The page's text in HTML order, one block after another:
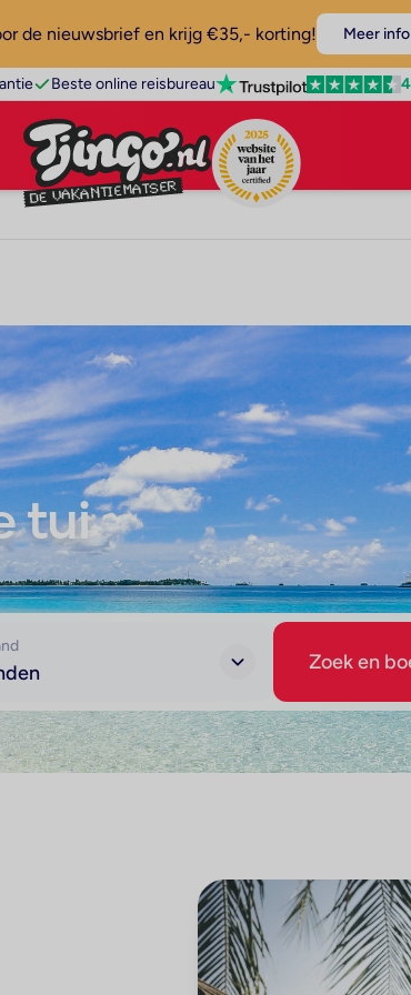
de nieuwsbrief en krijg €35,- korting! Meer info
Beste online reisbureau
tui
Zoek en